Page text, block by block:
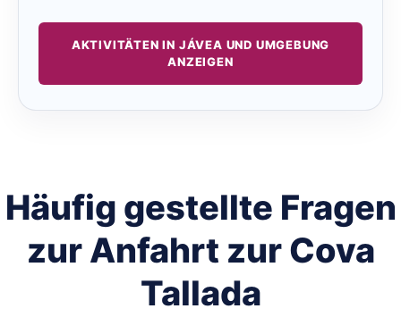
AKTIVITÄTEN IN JÁVEA UND UMGEBUNG
ANZEIGEN
Häufig gestellte Fragen
zur Anfahrt zur Cova
Tallada